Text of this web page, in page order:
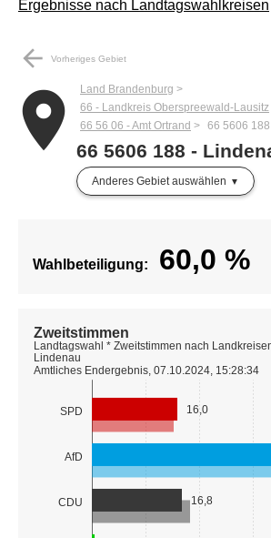
Ergebnisse nach Landtagswahlkreisen
arrow_back Vorheriges Gebiet
place
Land Brandenburg
66 - Landkreis Oberspreewald-Lausitz
66 56 06 - Amt Ortrand
66 5606
66 5606 188 -
Anderes Gebiet auswählen
Wahlbeteiligung: 60,0 %
SPD
AfD
CDU
16,0
16,8
Zweitstimmen
Landtagswahl * Zweitstimmen nach
Lindenau
Amtliches Endergebnis, 07.10.2024, 15:28:34